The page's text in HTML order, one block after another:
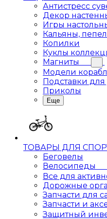
Антистресс
Декор
Игры
Кальяны,
Копилки
Куклы
Магниты
Модели
Подставки
Приколы
Еще
ТОВАРЫ ДЛЯ
Беговелы
Велосипеды
Все для
Дорожные
Запчасти для
Запчасти и
Защитный